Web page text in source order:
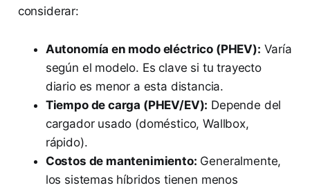
considerar:
Autonomía en modo eléctrico (PHEV): Varía
según el modelo. Es clave si tu trayecto
diario es menor a esta distancia.
Tiempo de carga (PHEV/EV): Depende del
cargador usado (doméstico, Wallbox,
rápido).
Costos de mantenimiento: Generalmente,
los sistemas híbridos tienen menos